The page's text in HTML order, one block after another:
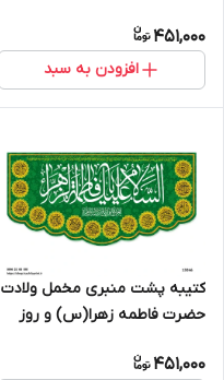
451,000
افزودن به سبد
کتیبه پشت منبری مخمل ولادت
حضرت فاطمه زهرا(س) و روز
451,000